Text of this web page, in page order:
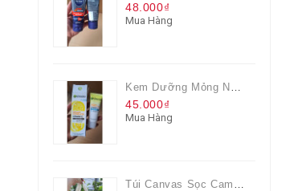
48.000₫
Mua Hàng
Kem Dưỡng Mỏng Nhẹ Cấp Ẩm & Sáng Da Vitamin C 20ml
45.000₫
Mua Hàng
Túi Canvas Sọc Cam Có Dây Kéo